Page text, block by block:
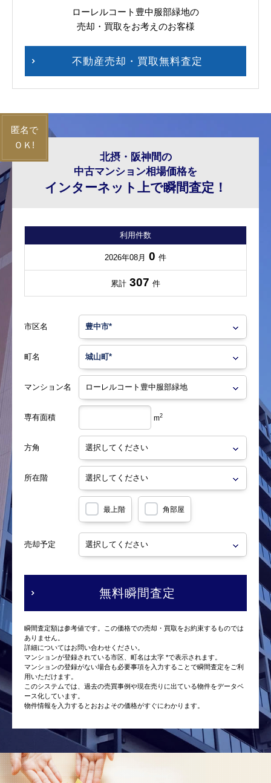
ローレルコート豊中服部緑地の
売却・買取をお考えのお客様
不動産売却・買取無料査定
北摂・阪神間の
中古マンション相場価格を
インターネット上で瞬間査定！
利用件数
2026年08月 0 件
累計 307 件
市区名
町名
マンション名
専有面積 m2
方角
所在階
最上階 角部屋
売却予定
無料瞬間査定
瞬間査定額は参考値です。この価格での売却・買取をお約束するものでは
ありません。
詳細についてはお問い合わせください。
マンションが登録されている市区、町名は太字 *で表示されます。
マンションの登録がない場合も必要事項を入力することで瞬間査定をご利
用いただけます。
このシステムでは、過去の売買事例や現在売りに出ている物件をデータベ
ース化しています。
物件情報を入力するとおおよその価格がすぐにわかります。